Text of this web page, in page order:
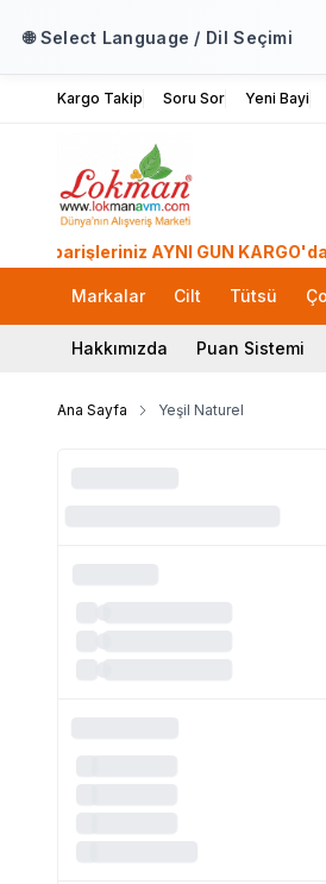
🌐 Select Language / Dil Seçimi
Kargo Takip Soru Sor Yeni Bayi
AYNI GÜN KARGO'da.
Markalar Cilt Tütsü
Hakkımızda Puan Sistemi
Ana Sayfa Yeşil Naturel